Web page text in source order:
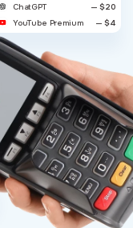
ChatGPT
— $20
YouTube Premium
— $4